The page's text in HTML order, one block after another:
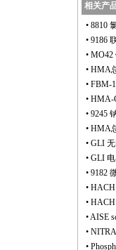
相关产
• 8810
• 9186
• MO42
• HMA
• FBM-
• HMA-
• 9245
• HMA
• GLI
• GLI
• 9182
•
•
•AISE
•
•